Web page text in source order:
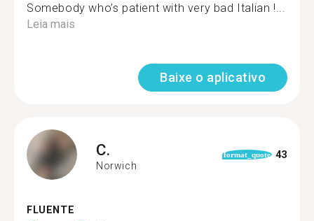
Somebody who’s patient with very bad Italian !...
Leia mais
Baixe o aplicativo
C.
Norwich
format_quote 43
FLUENTE